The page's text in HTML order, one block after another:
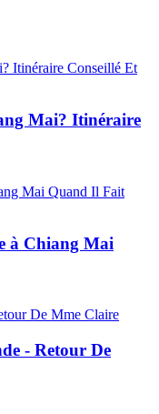
Mai? Itinéraire
à Chiang Mai
- Retour De